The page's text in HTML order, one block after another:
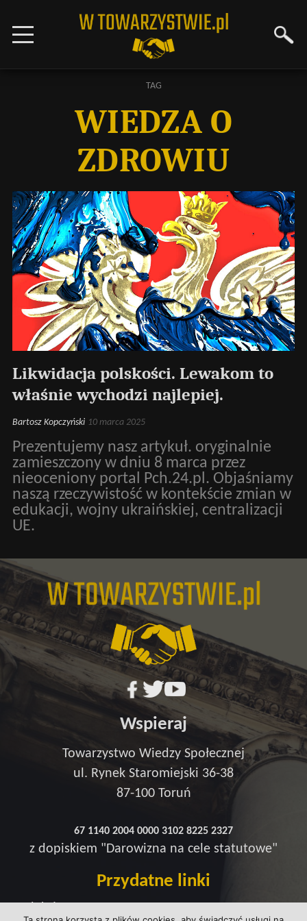
TAG
WIEDZA O
ZDROWIU
Likwidacja polskości. Lewakom to
właśnie wychodzi najlepiej.
Bartosz Kopczyński 10 marca 2025
Prezentujemy nasz artykuł. oryginalnie
zamieszczony w dniu 8 marca przez
nieoceniony portal Pch.24.pl. Objaśniamy
naszą rzeczywistość w kontekście zmian w
edukacji, wojny ukraińskiej, centralizacji
UE.
Wspieraj
Towarzystwo Wiedzy Społecznej
ul. Rynek Staromiejski 36-38
87-100 Toruń
67 1140 2004 0000 3102 8225 2327
z dopiskiem "Darowizna na cele statutowe"
Przydatne linki